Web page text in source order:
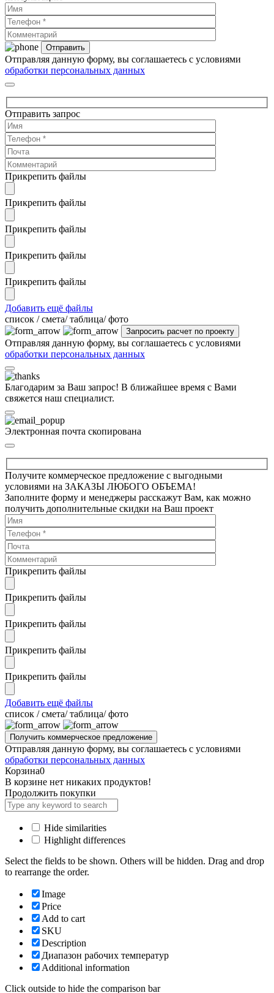
Отправляя данную форму, вы соглашаетесь с условиями
обработки персональных данных
Отправить запрос
Прикрепить файлы
Прикрепить файлы
Прикрепить файлы
Прикрепить файлы
Прикрепить файлы
Добавить ещё файлы
cписок / смета/ таблица/ фото
Отправляя данную форму, вы соглашаетесь с условиями
обработки персональных данных
Благодарим за Ваш запрос! В ближайшее время с Вами
свяжется наш специалист.
Электронная почта скопирована
Получите коммерческое предложение с выгодными
условиями на ЗАКАЗЫ ЛЮБОГО ОБЪЕМА!
Заполните форму и менеджеры расскажут Вам, как можно
получить дополнительные скидки на Ваш проект
Прикрепить файлы
Прикрепить файлы
Прикрепить файлы
Прикрепить файлы
Прикрепить файлы
Добавить ещё файлы
cписок / смета/ таблица/ фото
Отправляя данную форму, вы соглашаетесь с условиями
обработки персональных данных
Корзина0
В корзине нет никаких продуктов!
Продолжить покупки
Hide similarities
Highlight differences
Select the fields to be shown. Others will be hidden. Drag and drop
to rearrange the order.
Image
Price
Add to cart
SKU
Description
Диапазон рабочих температур
Additional information
Click outside to hide the comparison bar